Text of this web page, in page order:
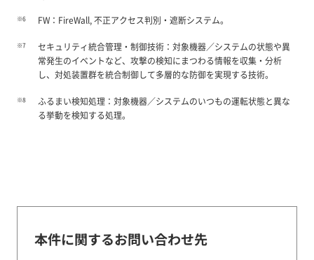
※6 FW：FireWall, 不正アクセス判別・遮断システム。
※7
セキュリティ統合管理・制御技術：対象機器／システムの状態や異
常発生のイベントなど、攻撃の検知にまつわる情報を収集・分析
し、対処装置群を統合制御して多層的な防御を実現する技術。
※8
ふるまい検知処理：対象機器／システムのいつもの運転状態と異な
る挙動を検知する処理。
本件に関するお問い合わせ先